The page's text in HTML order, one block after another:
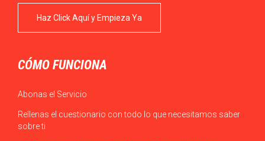
Haz Click Aquí y Empieza Ya
CÓMO FUNCIONA
Abonas el Servicio
Rellenas el cuestionario con todo lo que necesitamos saber
sobre ti